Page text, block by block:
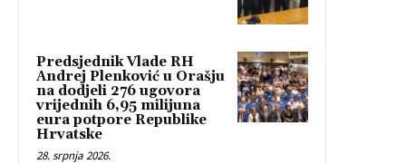
Predsjednik Vlade RH
Andrej Plenković u Orašju
na dodjeli 276 ugovora
vrijednih 6,95 milijuna
eura potpore Republike
Hrvatske
28. srpnja 2026.